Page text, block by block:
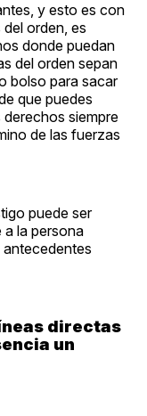
y esto es con
orden, es
donde puedan
del orden sepan
bolso para sacar
que puedes
siempre
de las fuerzas
puede ser
a la persona
directas
un